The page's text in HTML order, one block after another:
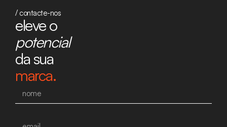
/ contacte-nos
eleve o
potencial
da sua
marca.